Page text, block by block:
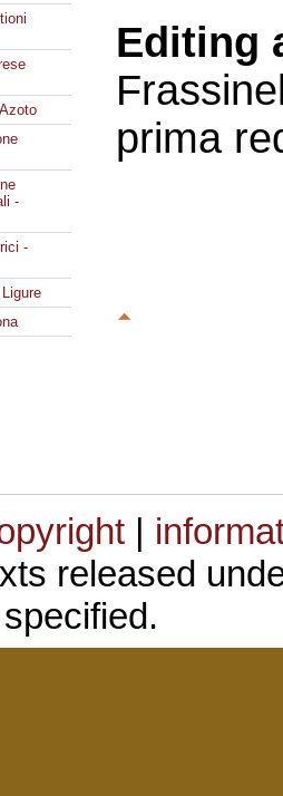
-
-
Editing
prima
|
released